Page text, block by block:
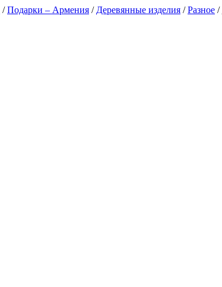
/Подарки – Армения / Деревянные изделия /Разное /